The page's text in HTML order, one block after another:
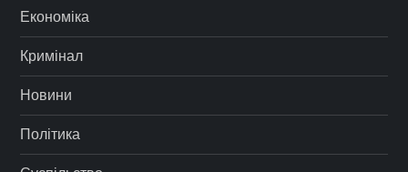
Економіка
Кримінал
Новини
Політика